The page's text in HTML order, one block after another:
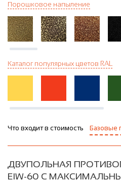
Порошковое напыление
Каталог популярных цветов RAL
Что входит в стоимость Базовые
ДВУПОЛЬНАЯ
EIW-60 С